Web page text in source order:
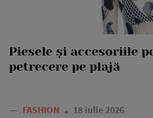
Piesele și accesoriile
petrecere pe plajă
— FASHION 18 iulie 2026